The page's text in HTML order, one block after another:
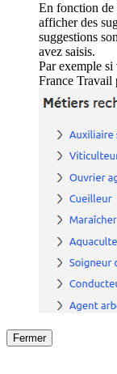
En fonction de
afficher des
suggestions
avez saisis.
Par exemple
France Travail
Fermer